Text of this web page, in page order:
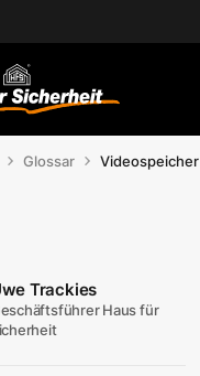
Glossar Videospeicher
Trackies
Haus für